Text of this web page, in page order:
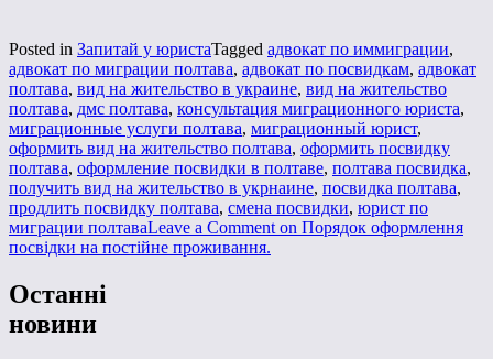
Posted in Запитай у юристаTagged адвокат по иммиграции,
адвокат по миграции полтава, адвокат по посвидкам, адвокат
полтава, вид на жительство в украине, вид на жительство
полтава, дмс полтава, консультация миграционного юриста,
миграционные услуги полтава, миграционный юрист,
оформить вид на жительство полтава, оформить посвидку
полтава, оформление посвидки в полтаве, полтава посвидка,
получить вид на жительство в укрнаине, посвидка полтава,
продлить посвидку полтава, смена посвидки, юрист по
миграции полтаваLeave a Comment on Порядок оформлення
посвідки на постійне проживання.
Останні
новини